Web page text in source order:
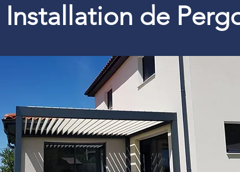
Installation de